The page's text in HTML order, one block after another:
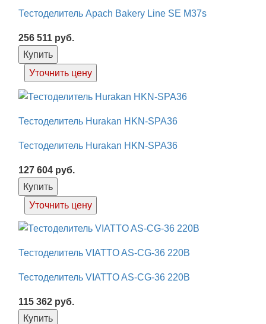
Тестоделитель Apach Bakery Line SE M37s
256 511 руб.
Купить
Уточнить цену
Тестоделитель Hurakan HKN-SPA36
Тестоделитель Hurakan HKN-SPA36
127 604 руб.
Купить
Уточнить цену
Тестоделитель VIATTO AS-CG-36 220В
Тестоделитель VIATTO AS-CG-36 220В
115 362 руб.
Купить